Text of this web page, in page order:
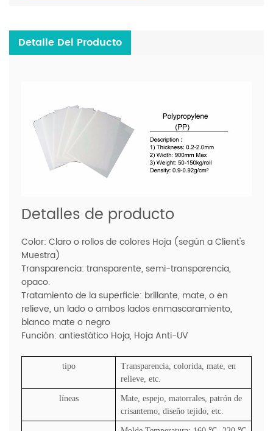
Detalle Del Producto
Detalles de producto
Color: Claro o rollos de colores Hoja (según a Client's
Muestra)
Transparencia: transparente, semi-transparencia,
opaco.
Tratamiento de la superficie: brillante, mate, o en
relieve, un lado o ambos lados enmascaramiento,
blanco mate o negro
Función: antiestático Hoja, Hoja Anti-UV
tipo
Transparencia, colorida, mate, en
relieve, etc.
líneas
Mate, espejo, matorrales, patrón de
crisantemo, diseño tejido, etc.